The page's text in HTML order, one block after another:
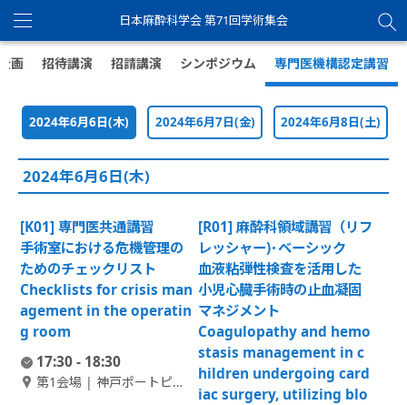
Toggle
navigation
日本麻酔科学会 第71回学術集会
画 招待講演 招請講演 シンポジウム 専門医機構認定講習
2024年6月6日(木) 2024年6月7日(金) 2024年6月8日(土)
2024年6月6日(木)
[K01] 専門医共通講習
手術室における危機管理の
ためのチェックリスト
Checklists for crisis man
agement in the operatin
g room
17:30 - 18:30
第1会場 | 神戸ポートピア
[R01] 麻酔科領域講習（リフ
レッシャー)･ベーシック
血液粘弾性検査を活用した
小児心臓手術時の止血凝固
マネジメント
Coagulopathy and hemo
stasis management in c
hildren undergoing card
iac surgery, utilizing blo